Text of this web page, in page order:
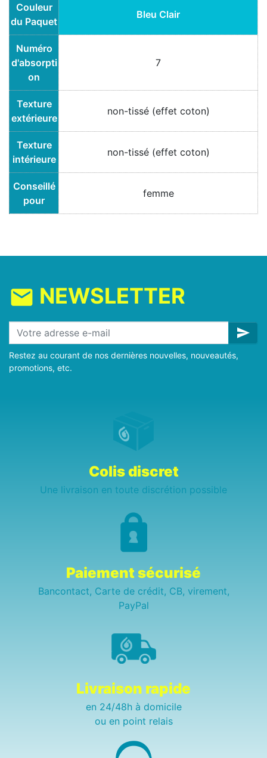
Couleur
du Paquet
Bleu Clair
Numéro
d'absorpti
on
7
Texture
extérieure
non-tissé (effet coton)
Texture
intérieure
non-tissé (effet coton)
Conseillé
pour
femme
mail NEWSLETTER
send
Restez au courant de nos dernières nouvelles, nouveautés,
promotions, etc.
Colis discret
Une livraison en toute discrétion possible
Paiement sécurisé
Bancontact, Carte de crédit, CB, virement,
PayPal
Livraison rapide
en 24/48h à domicile
ou en point relais